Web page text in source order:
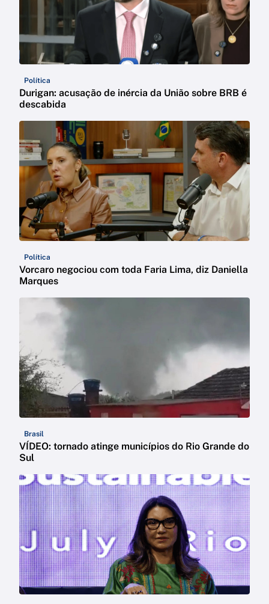
Política
Durigan: acusação de inércia da União sobre BRB é
descabida
Política
Vorcaro negociou com toda Faria Lima, diz Daniella
Marques
Brasil
VÍDEO: tornado atinge municípios do Rio Grande do
Sul